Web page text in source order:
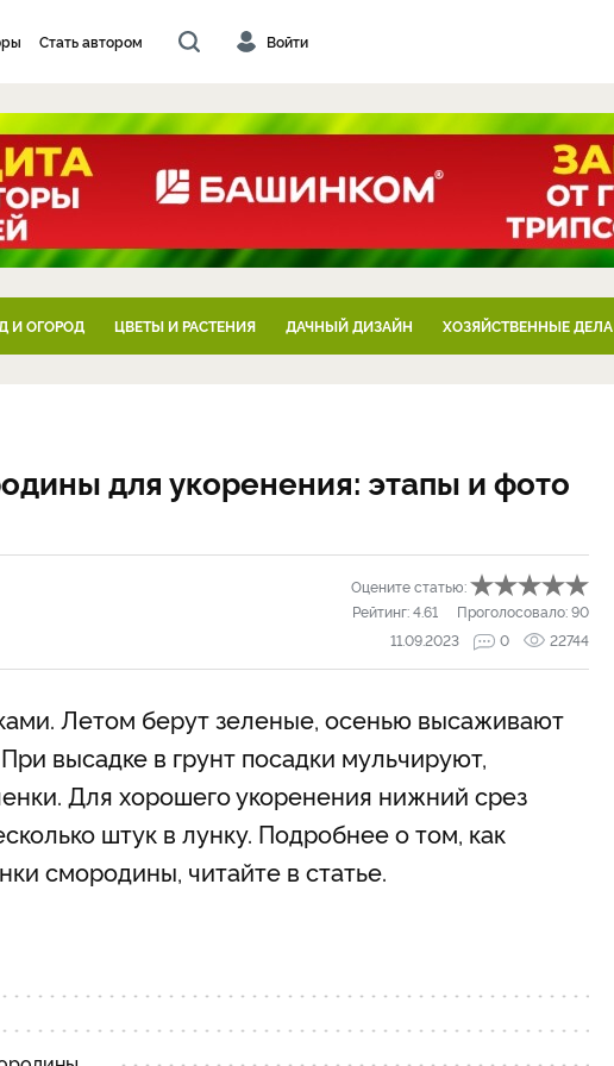
Стать автором Войти
И ОГОРОД ЦВЕТЫ И РАСТЕНИЯ ДАЧНЫЙ ДИЗАЙН ХОЗЯЙСТВЕННЫЕ ДЕЛА
для укоренения: этапы и фото
Оцените статью:
Рейтинг:4.61 Проголосовало:90
11.09.2023
0 22744
Летом берут зеленые, осенью высаживают
высадке в грунт посадки мульчируют,
Для хорошего укоренения нижний срез
штук в лунку. Подробнее о том, как
смородины, читайте в статье.